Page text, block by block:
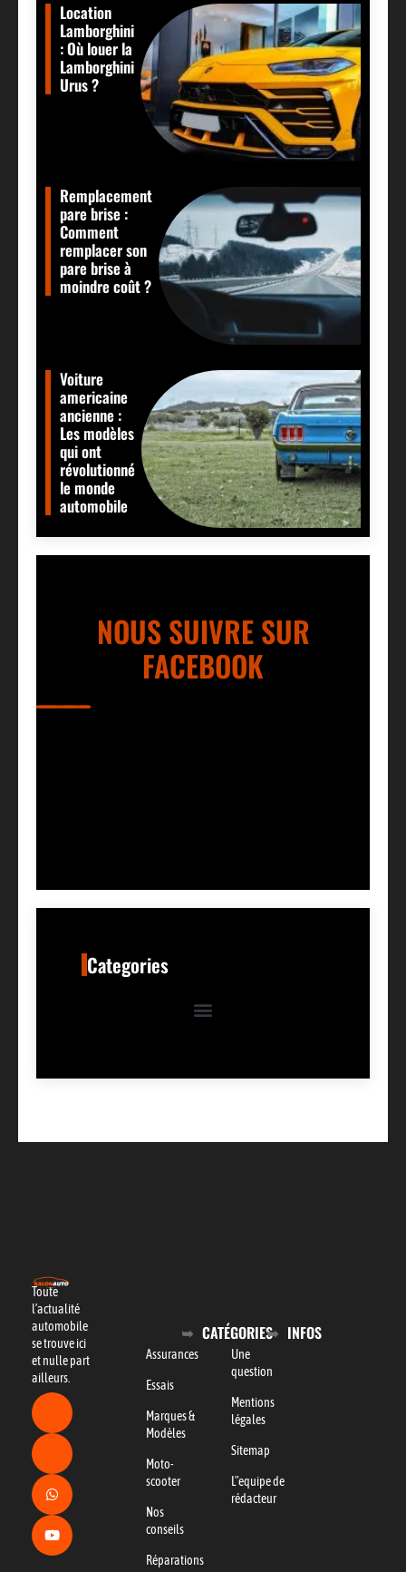
Location
Lamborghini
: Où louer la
Lamborghini
Urus ?
Remplacement
pare brise :
Comment
remplacer son
pare brise à
moindre coût ?
Voiture
americaine
ancienne :
Les modèles
qui ont
révolutionné
le monde
automobile
NOUS SUIVRE SUR
FACEBOOK
Categories
Toute
l’actualité
automobile
se trouve ici
et nulle part
ailleurs.
CATÉGORIES
Assurances
Essais
Marques &
Modèles
Moto-
scooter
Nos
conseils
Réparations
INFOS
Une
question
Mentions
légales
Sitemap
L"equipe de
rédacteur